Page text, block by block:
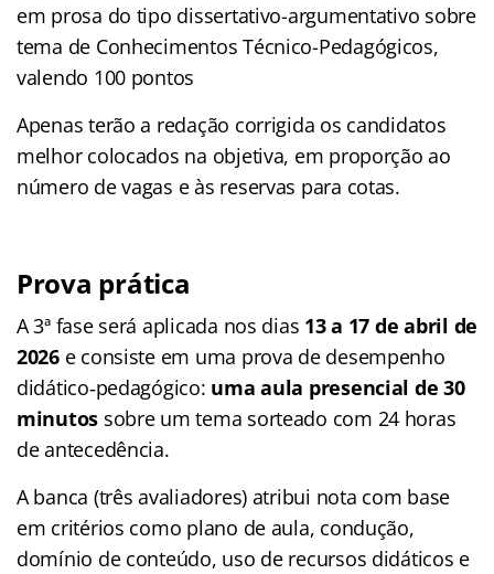
em prosa do tipo dissertativo-argumentativo sobre
tema de Conhecimentos Técnico-Pedagógicos,
valendo 100 pontos
Apenas terão a redação corrigida os candidatos
melhor colocados na objetiva, em proporção ao
número de vagas e às reservas para cotas.
Prova prática
A 3ª fase será aplicada nos dias 13 a 17 de abril de
2026e consiste em uma prova de desempenho
didático‑pedagógico: uma aula presencial de 30
minutos sobre um tema sorteado com 24 horas
de antecedência.
A banca (três avaliadores) atribui nota com base
em critérios como plano de aula, condução,
domínio de conteúdo, uso de recursos didáticos e